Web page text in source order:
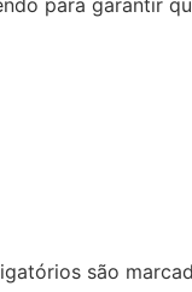
para garantir
são